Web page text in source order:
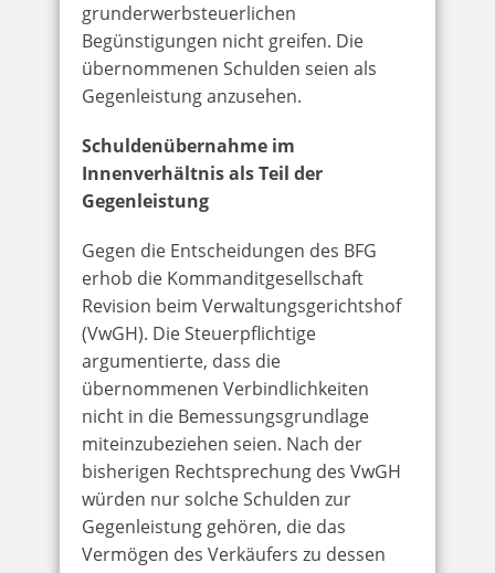
grunderwerbsteuerlichen
Begünstigungen nicht greifen. Die
übernommenen Schulden seien als
Gegenleistung anzusehen.
Schuldenübernahme im
Innenverhältnis als Teil der
Gegenleistung
Gegen die Entscheidungen des BFG
erhob die Kommanditgesellschaft
Revision beim Verwaltungsgerichtshof
(VwGH). Die Steuerpflichtige
argumentierte, dass die
übernommenen Verbindlichkeiten
nicht in die Bemessungsgrundlage
miteinzubeziehen seien. Nach der
bisherigen Rechtsprechung des VwGH
würden nur solche Schulden zur
Gegenleistung gehören, die das
Vermögen des Verkäufers zu dessen